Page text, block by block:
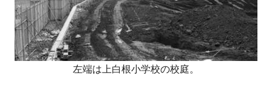
左端は上白根小学校の校庭。